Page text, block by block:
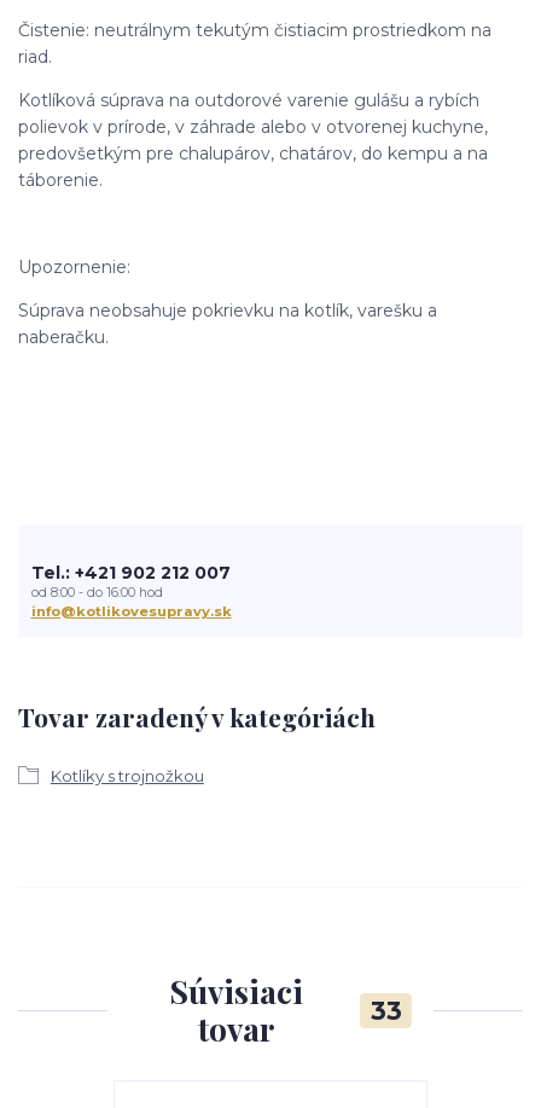
Čistenie: neutrálnym tekutým čistiacim prostriedkom na
riad.
Kotlíková súprava na outdorové varenie gulášu a rybích
polievok v prírode, v záhrade alebo v otvorenej kuchyne,
predovšetkým pre chalupárov, chatárov, do kempu a na
táborenie.
Upozornenie:
Súprava neobsahuje pokrievku na kotlík, varešku a
naberačku.
Tovar zaradený v kategóriách
Kotlíky s trojnožkou
Tel.: +421 902 212 007
od 8:00 - do 16:00 hod
info@kotlikovesupravy.sk
Súvisiaci
tovar
33